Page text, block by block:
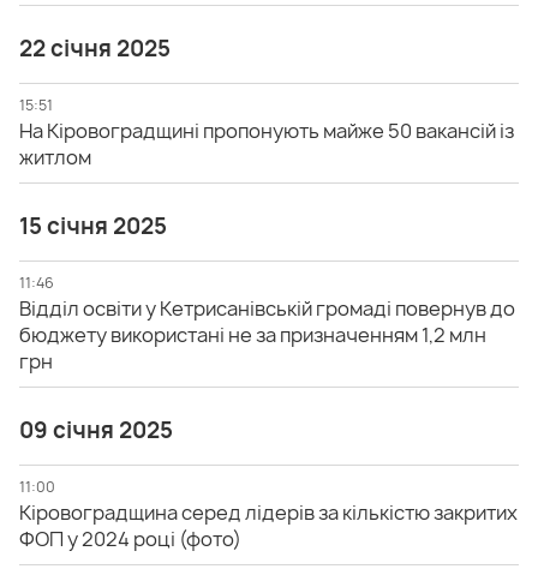
22 січня 2025
15:51
На Кіровоградщині пропонують майже 50 вакансій із
житлом
15 січня 2025
11:46
Відділ освіти у Кетрисанівській громаді повернув до
бюджету використані не за призначенням 1,2 млн
грн
09 січня 2025
11:00
Кіровоградщина серед лідерів за кількістю закритих
ФОП у 2024 році (фото)